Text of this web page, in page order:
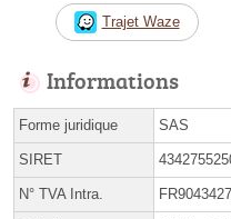
Trajet Waze
Informations
Forme juridique SAS
SIRET
N° TVA Intra.